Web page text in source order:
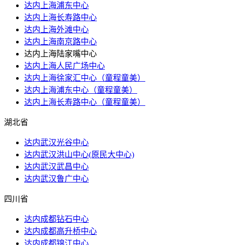
达内上海浦东中心
达内上海长寿路中心
达内上海外滩中心
达内上海南京路中心
达内上海陆家嘴中心
达内上海人民广场中心
达内上海徐家汇中心（童程童美）
达内上海浦东中心（童程童美）
达内上海长寿路中心（童程童美）
湖北省
达内武汉光谷中心
达内武汉洪山​中心(原民大中心)
达内武汉武昌中心
达内武汉鲁广中心
四川省
达内成都钻石中心
达内成都高升桥中心
达内成都锦江中心